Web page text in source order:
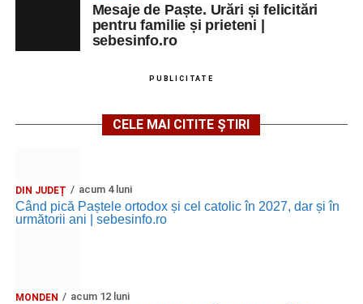
Mesaje de Paște. Urări și felicitări
pentru familie și prieteni |
sebesinfo.ro
PUBLICITATE
CELE MAI CITITE ȘTIRI
DIN JUDEȚ acum 4 luni
Când pică Paștele ortodox și cel catolic în 2027, dar și în
următorii ani | sebesinfo.ro
MONDEN acum 12 luni